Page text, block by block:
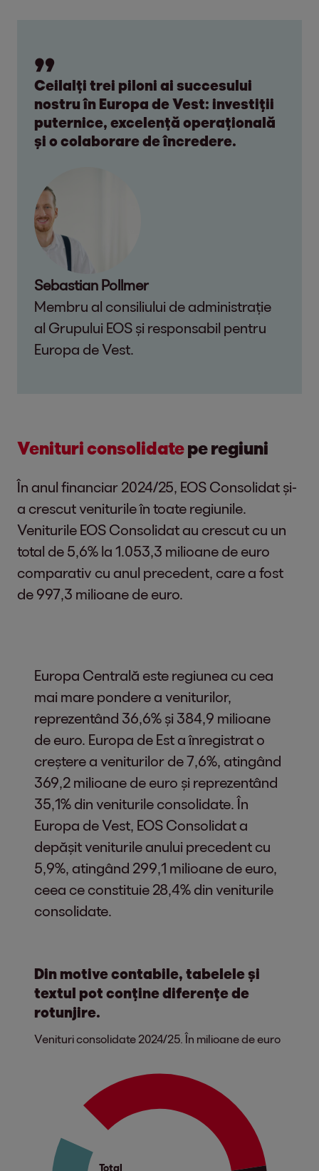
Ceilalți trei piloni ai succesului
nostru în Europa de Vest: investiții
puternice, excelență operațională
și o colaborare de încredere.
Sebastian Pollmer
Membru al consiliului de administrație
al Grupului EOS și responsabil pentru
Europa de Vest.
Venituri consolidatepe regiuni
În anul financiar 2024/25, EOS Consolidat și-
a crescut veniturile în toate regiunile.
Veniturile EOS Consolidat au crescut cu un
total de 5,6% la 1.053,3 milioane de euro
comparativ cu anul precedent, care a fost
de 997,3 milioane de euro.
Europa Centrală este regiunea cu cea
mai mare pondere a veniturilor,
reprezentând 36,6% și 384,9 milioane
de euro. Europa de Est a înregistrat o
creștere a veniturilor de 7,6%, atingând
369,2 milioane de euro și reprezentând
35,1% din veniturile consolidate. În
Europa de Vest, EOS Consolidat a
depășit veniturile anului precedent cu
5,9%, atingând 299,1 milioane de euro,
ceea ce constituie 28,4% din veniturile
consolidate.
Din motive contabile, tabelele și
textul pot conține diferențe de
rotunjire.
Venituri consolidate 2024/25. În milioane de euro
Total